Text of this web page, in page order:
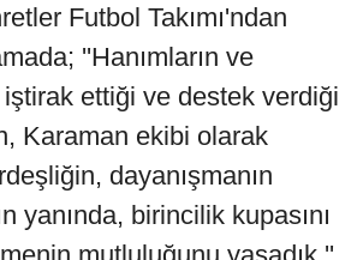
Futbol Takımı'ndan
''Hanımların ve
iştirak ettiği ve destek verdiği
Karaman ekibi olarak
dayanışmanın
yanında, birincilik kupasını